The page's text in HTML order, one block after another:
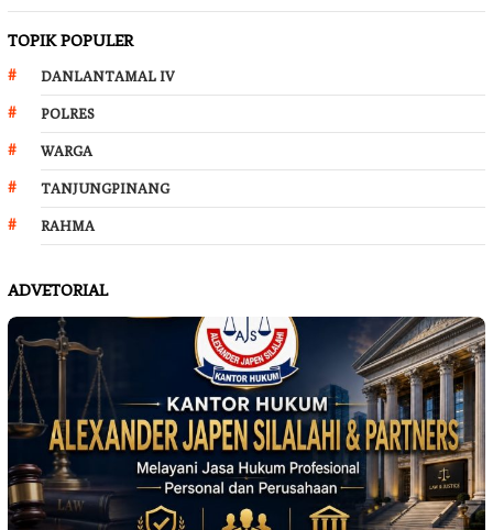
TOPIK POPULER
DANLANTAMAL IV
POLRES
WARGA
TANJUNGPINANG
RAHMA
ADVETORIAL